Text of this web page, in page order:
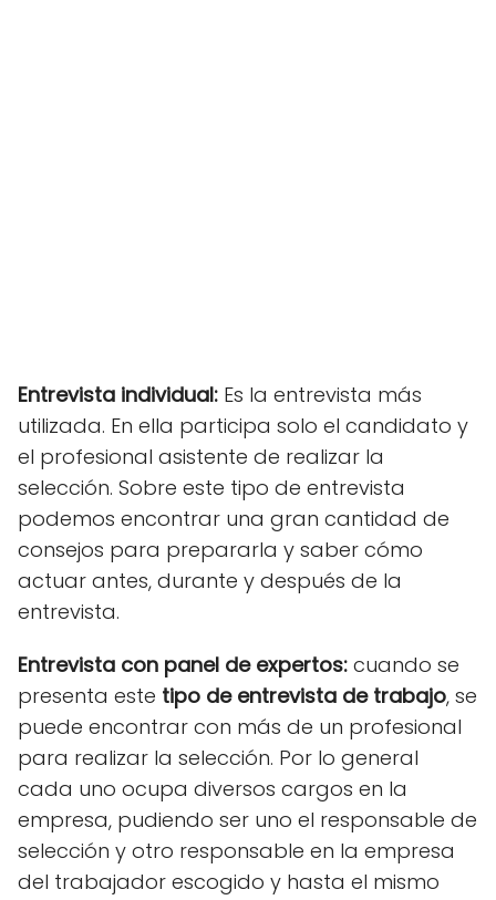
Entrevista individual: Es la entrevista más
utilizada. En ella participa solo el candidato y
el profesional asistente de realizar la
selección. Sobre este tipo de entrevista
podemos encontrar una gran cantidad de
consejos para prepararla y saber cómo
actuar antes, durante y después de la
entrevista.
Entrevista con panel de expertos: cuando se
presenta este tipo de entrevista de trabajo, se
puede encontrar con más de un profesional
para realizar la selección. Por lo general
cada uno ocupa diversos cargos en la
empresa, pudiendo ser uno el responsable de
selección y otro responsable en la empresa
del trabajador escogido y hasta el mismo